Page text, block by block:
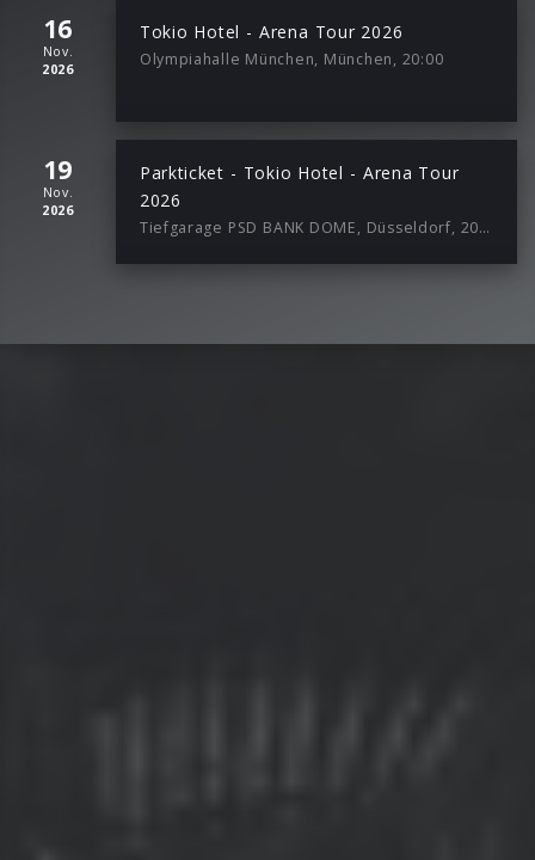
16
Nov.
2026
Tokio Hotel - Arena Tour 2026
Olympiahalle München, München, 20:00
19
Nov.
2026
Parkticket - Tokio Hotel - Arena Tour
2026
Tiefgarage PSD BANK DOME, Düsseldorf, 20:00